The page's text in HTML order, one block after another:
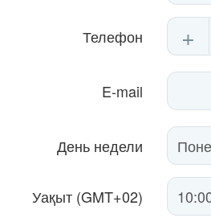
Телефон +
E-mail
День недели
Уақыт (GMT+02)